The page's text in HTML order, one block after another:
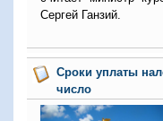
Сергей Ганзий.
Сроки уплаты
число